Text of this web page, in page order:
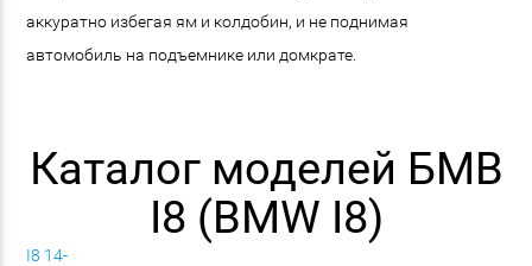
аккуратно избегая ям и колдобин, и не поднимая
автомобиль на подъемнике или домкрате.
Каталог моделей БМВ
I8 (BMW I8)
I8 14-